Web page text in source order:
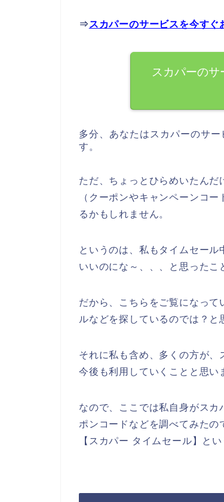
⇒ スカパーのサービスを今すぐ
スカパーの
多分、あなたはスカパーのサ
す。
ただ、ちょっとひらめいたん
（クーポンやキャンペーンコ
るかもしれません。
というのは、私もタイムセー
いいのにな～、、、と思ったこ
だから、こちらをご覧になっ
ルなどを探しているのでは？と
それに私も含め、多くの方が
今後も利用していくことと思い
なので、ここでは私自身がス
ポンコードなどを調べてみたの
【スカパー タイムセール】と